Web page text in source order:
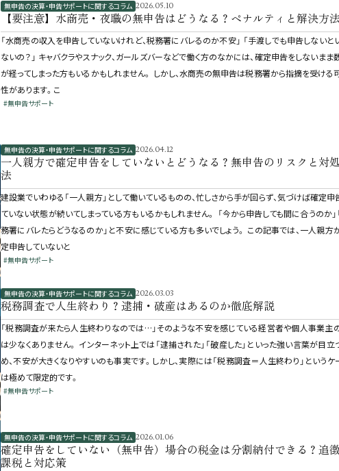
無申告の決算・申告サポートに関するコラム 2026.05.10
【要注意】水商売・夜職の無申告はどうなる？ペナルティと解決方
「水商売の収入を申告していないけれど、税務署にバレるのか不安」 「手渡しでも申告しないと
ないの？」 キャバクラやスナック、ガールズバーなどで働く方のなかには、確定申告をしないまま
が経ってしまった方もいるかもしれません。 しかし、水商売の無申告は税務署から指摘を受ける
性があります。こ
#無申告サポート
無申告の決算・申告サポートに関するコラム 2026.04.12
一人親方で確定申告をしていないとどうなる？無申告のリスクと対処
法
建設業でいわゆる「一人親方」として働いているものの、忙しさから手が回らず、気づけば確定申
ていない状態が続いてしまっている方もいるかもしれません。 「今から申告しても間に合うのか」
務署にバレたらどうなるのか」と不安に感じている方も多いでしょう。 この記事では、一人親方
定申告していないと
#無申告サポート
無申告の決算・申告サポートに関するコラム 2026.03.03
税務調査で人生終わり？逮捕・破産はあるのか徹底解説
「税務調査が来たら人生終わりなのでは…」そのような不安を感じている経営者や個人事業主
は少なくありません。 インターネット上では「逮捕された」「破産した」といった強い言葉が目立
め、不安が大きくなりやすいのも事実です。しかし、実際には「税務調査＝人生終わり」というケ
は極めて限定的です。
#無申告サポート
無申告の決算・申告サポートに関するコラム 2026.01.06
確定申告をしていない（無申告）場合の税金は分割納付できる？追徴
課税と対応策